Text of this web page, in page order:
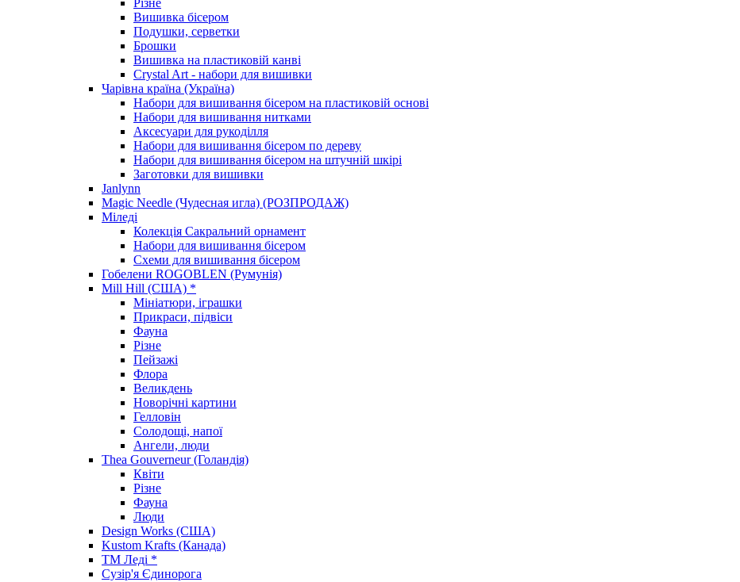
Вишивка бісером
Подушки, серветки
Брошки
Вишивка на пластиковій канві
Crystal Art - набори для вишивки
Чарівна країна (Україна)
Набори для вишивання бісером на пластиковій основі
Набори для вишивання нитками
Аксесуари для рукоділля
Набори для вишивання бісером по дереву
Набори для вишивання бісером на штучній шкірі
Заготовки для вишивки
Janlynn
Magic Needle (Чудесная игла) (РОЗПРОДАЖ)
Міледі
Колекція Сакральний орнамент
Набори для вишивання бісером
Схеми для вишивання бісером
Гобелени ROGOBLEN (Румунія)
Mill Hill (США) *
Мініатюри, іграшки
Прикраси, підвіси
Фауна
Різне
Пейзажі
Флора
Великдень
Новорічні картини
Гелловін
Солодощі, напої
Ангели, люди
Thea Gouverneur (Голандія)
Квіти
Різне
Фауна
Люди
Design Works (США)
Kustom Krafts (Канада)
ТМ Леді *
Сузір'я Єдинорога